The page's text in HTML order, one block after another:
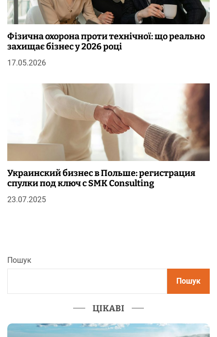
Фізична охорона проти технічної: що реально
захищає бізнес у 2026 році
17.05.2026
Украинский бизнес в Польше: регистрация
спулки под ключ с SMK Consulting
23.07.2025
Пошук
Пошук
ЦІКАВІ